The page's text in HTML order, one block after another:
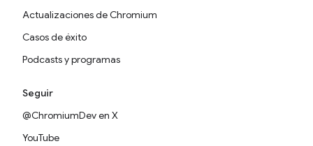
Actualizaciones de Chromium
Casos de éxito
Podcasts y programas
Seguir
@ChromiumDev en X
YouTube